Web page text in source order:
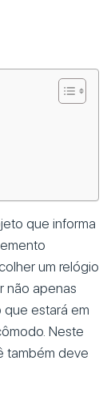
que informa
um relógio
não apenas
que estará em
Neste
também deve